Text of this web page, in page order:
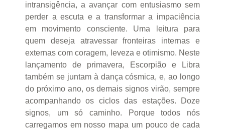
intransigência, a avançar com entusiasmo sem
perder a escuta e a transformar a impaciência
em movimento consciente. Uma leitura para
quem deseja atravessar fronteiras internas e
externas com coragem, leveza e otimismo. Neste
lançamento de primavera, Escorpião e Libra
também se juntam à dança cósmica, e, ao longo
do próximo ano, os demais signos virão, sempre
acompanhando os ciclos das estações. Doze
signos, um só caminho. Porque todos nós
carregamos em nosso mapa um pouco de cada